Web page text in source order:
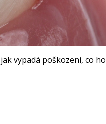
vypadá poškození, co ho